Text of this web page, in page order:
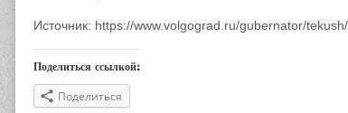
Источник: https://www.volgograd.ru/gubernator/
Поделиться ссылкой:
Поделиться